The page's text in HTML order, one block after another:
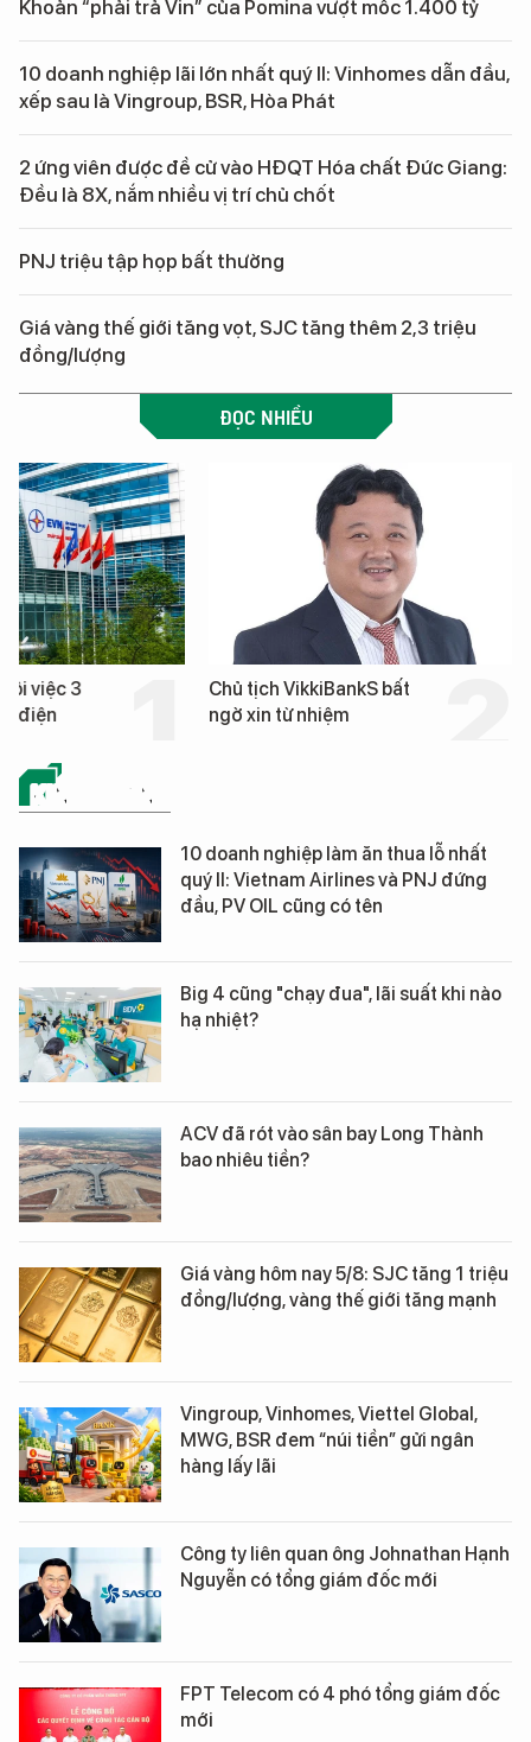
Khoản “phải trả Vin” của Pomina vượt mốc 1.400 tỷ
10 doanh nghiệp lãi lớn nhất quý II: Vinhomes dẫn đầu,
xếp sau là Vingroup, BSR, Hòa Phát
2 ứng viên được đề cử vào HĐQT Hóa chất Đức Giang:
Đều là 8X, nắm nhiều vị trí chủ chốt
PNJ triệu tập họp bất thường
Giá vàng thế giới tăng vọt, SJC tăng thêm 2,3 triệu
đồng/lượng
ĐỌC NHIỀU
việc 3
điện
Chủ tịch VikkiBankS bất
ngờ xin từ nhiệm
KINH DOANH
10 doanh nghiệp làm ăn thua lỗ nhất
quý II: Vietnam Airlines và PNJ đứng
đầu, PV OIL cũng có tên
Big 4 cũng "chạy đua", lãi suất khi nào
hạ nhiệt?
ACV đã rót vào sân bay Long Thành
bao nhiêu tiền?
Giá vàng hôm nay 5/8: SJC tăng 1 triệu
đồng/lượng, vàng thế giới tăng mạnh
Vingroup, Vinhomes, Viettel Global,
MWG, BSR đem “núi tiền” gửi ngân
hàng lấy lãi
Công ty liên quan ông Johnathan Hạnh
Nguyễn có tổng giám đốc mới
FPT Telecom có 4 phó tổng giám đốc
mới